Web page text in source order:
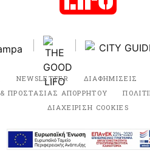
NEWSLETTER ΔΙΑΦΗΜΙΣΕΙΣ
ΠΡΟΣΤΑΣΙΑΣ ΑΠΟΡΡΗΤΟΥ
ΔΙΑΧΕΙΡΙΣΗ COOKIES